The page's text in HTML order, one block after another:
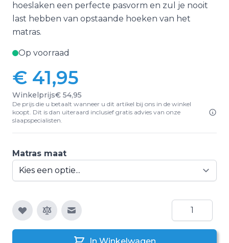
hoeslaken een perfecte pasvorm en zul je nooit
last hebben van opstaande hoeken van het
matras.
Op voorraad
Vanaf:
€ 41,95
Winkelprijs€ 54,95
De prijs die u betaalt wanneer u dit artikel bij ons in de winkel
koopt. Dit is dan uiteraard inclusief gratis advies van onze
slaapspecialisten.
Matras maat
E-mail naar een vriend
Aantal